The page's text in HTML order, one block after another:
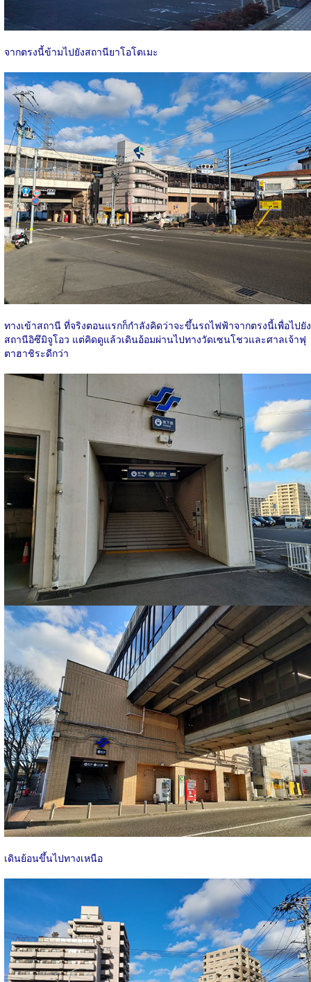
จากตรงนี้ข้ามไปยังสถานียาโอโตเมะ
ทางเข้าสถานี ที่จริงตอนแรกก็กำลังคิดว่าจะขึ้นรถไฟฟ้าจากตรงนี้เพื่อไปยัง
สถานีอิซึมิจูโอว แต่คิดดูแล้วเดินอ้อมผ่านไปทางวัดเซนโชวและศาลเจ้าฟุ
ตาฮาชิระดีกว่า
เดินย้อนขึ้นไปทางเหนือ